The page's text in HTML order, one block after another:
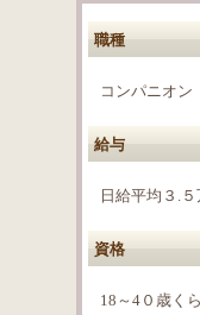
職種
コンパニオン
給与
日給平均３.
資格
18～4０歳く